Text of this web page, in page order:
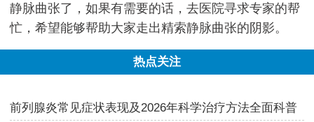
静脉曲张了，如果有需要的话，去医院寻求专家的帮
忙，希望能够帮助大家走出精索静脉曲张的阴影。
热点关注
前列腺炎常见症状表现及2026年科学治疗方法全面科普